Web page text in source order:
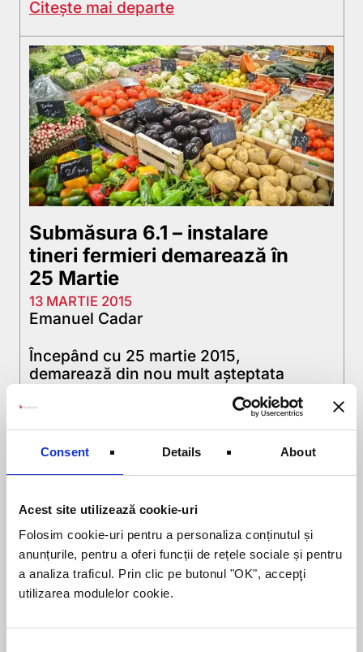
Consent Details About
Acest site utilizează cookie-uri
Folosim cookie-uri pentru a personaliza conținutul și
anunțurile, pentru a oferi funcții de rețele sociale și pentru
a analiza traficul. Prin clic pe butonul "OK", accepţi
utilizarea modulelor cookie.
Citește mai departe
Submăsura 6.1 – instalare
tineri fermieri demarează în
25 Martie
13 MARTIE 2015
Emanuel Cadar
Începând cu 25 martie 2015,
demarează din nou mult așteptata
linie de finanțare pentru Instalarea
Tinerilor Fermieri în noul program
PNDR. Sprijinul nerambursabil 100% –
max. 50.000 euro Modificări Ajutorul
nerambursabil va fi de maxim 50.000
euro contrazicând zvonurile care
euro. Se va păstra procentul de 100%
nerambursabil dar […]
Citește mai departe